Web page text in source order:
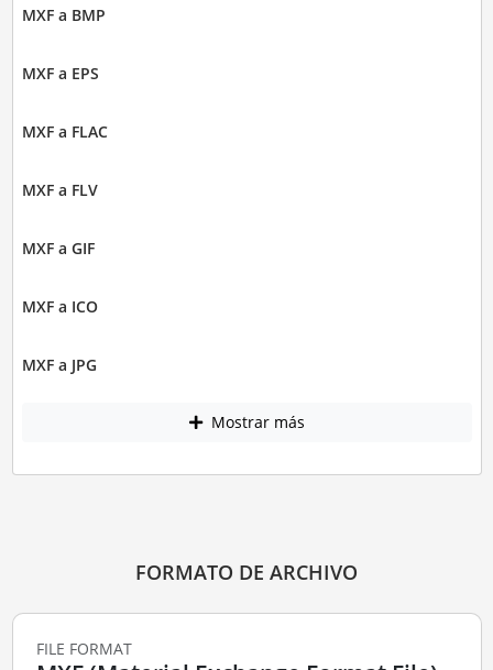
MXF a BMP
MXF a EPS
MXF a FLAC
MXF a FLV
MXF a GIF
MXF a ICO
MXF a JPG
Mostrar más
FORMATO DE ARCHIVO
FILE FORMAT